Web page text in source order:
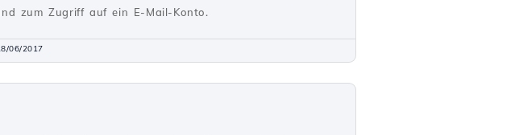
zum Zugriff auf ein E-Mail-Konto.
06/2017